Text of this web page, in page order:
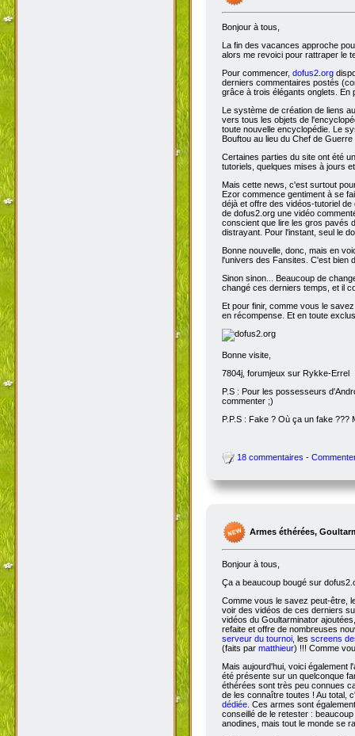
Bonjour à tous,
La fin des vacances approche
alors me revoici pour rattraper le
Pour commencer, dofus2.org
derniers commentaires postés
grâce à trois élégants onglets. En
Le système de création de liens
vers tous les objets de
toute nouvelle encyclopédie. Le
Bouftou au lieu du Chef de
Certaines parties du site ont été
tutoriels, quelques mises à jours
Mais cette news, c'est surtout
Ezor commence gentiment à se
déjà et offre des vidéos-tutoriel
de dofus2.org une vidéo
conscient que lire les gros pavés
distrayant. Pour l'instant, seul le
Bonne nouvelle, donc, mais en
l'univers des Fansites. C'est bien
Sinon sinon... Beaucoup de
changé ces derniers temps, et il
Et pour finir, comme vous le
en récompense. Et en toute
Bonne visite,
7804j, forumjeux sur Rykke-Errel
P.S : Pour les possesseurs
commenter ;)
P.P.S : Fake ? Où ça un fake ???
18 commentaires -
Armes éthérées,
Bonjour à tous,
Ça a beaucoup bougé sur
Comme vous le savez peut-être,
voir des vidéos de ces derniers
vidéos du Goultarminator
refaite et offre de nombreuses
serveur du tournoi, les screens
(faits par matthieur) !!! Comme
Mais aujourd'hui, voici également
été présente sur un quelconque
éthérées sont très peu connues
de les connaître toutes ! Au total,
dédiée. Ces armes sont
conseillé de le retester :
anodines, mais tout le monde se